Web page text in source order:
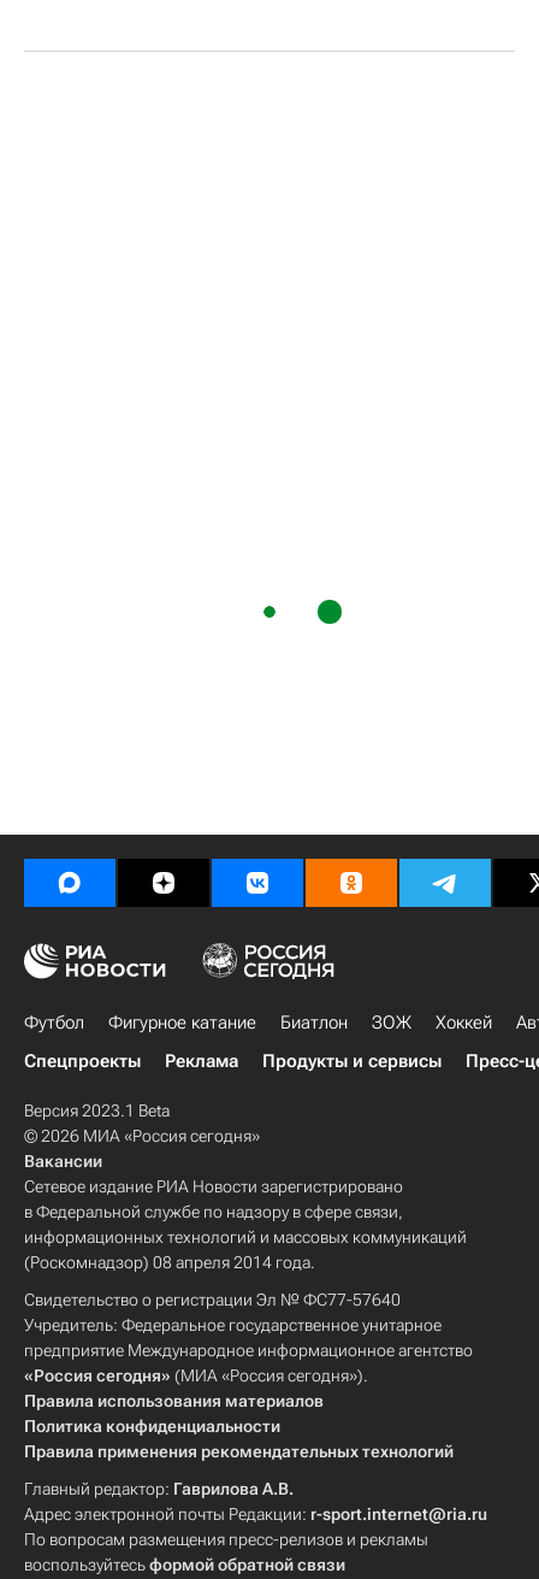
Футбол Фигурное катание Биатлон ЗОЖ Хоккей
Спецпроекты
Реклама Продукты и сервисы Пресс-
Версия 2023.1 Beta
© 2026 МИА «Россия сегодня»
Вакансии
Сетевое издание РИА Новости зарегистрировано
в Федеральной службе по надзору в сфере связи,
информационных технологий и массовых коммуникаций
(Роскомнадзор) 08 апреля 2014 года.
Свидетельство о регистрации Эл № ФС77-57640
Учредитель: Федеральное государственное унитарное
предприятие Международное информационное агентство
«Россия сегодня» (МИА «Россия сегодня»).
Правила использования материалов
Политика конфиденциальности
Правила применения рекомендательных технологий
Главный редактор: Гаврилова А.В.
Адрес электронной почты Редакции: r-sport.internet@ria.ru
По вопросам размещения пресс-релизов и рекламы
воспользуйтесьформой обратной связи